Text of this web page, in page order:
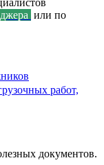
или по
работ,
документов.